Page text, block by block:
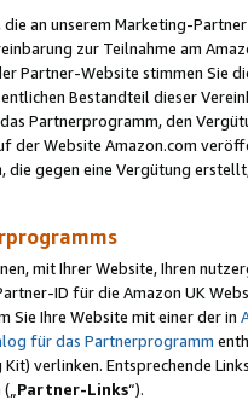
an unserem Marketing-
zur Teilnahme am
Partner-Website stimmen Sie
Bestandteil dieser
Partnerprogramm, den
der Website Amazon.com
die gegen eine Vergütung
mit Ihrer Website, Ihren
ID für die Amazon UK
Sie Ihre Website mit einer der in
für das Partnerprogramm
verlinken. Entsprechende
Partner-Links“).